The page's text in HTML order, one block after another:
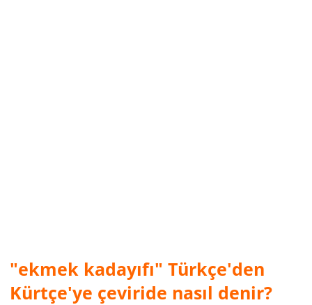
"ekmek kadayıfı" Türkçe'den
Kürtçe'ye çeviride nasıl denir?